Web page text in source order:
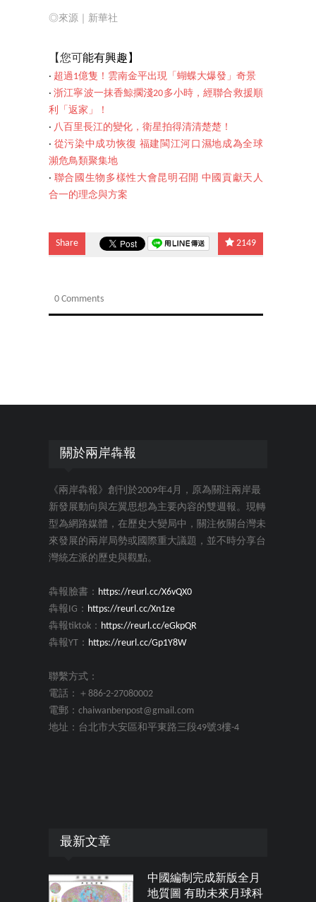
◎來源｜新華社
【您可 能有興趣】
‧ 超過1億隻！雲南金平出現「蝴蝶大爆發」奇景
‧浙江寧波一抹香鯨擱淺20多小時，經聯合救援順
利「返家」！
‧ 八百里長江的變化，衛星拍得清清楚楚！
‧ 從污染中成功恢復 福建閩江河口濕地成為全球
瀕危鳥類聚集地
‧ 聯合國生物多樣性大會昆明召開 中國貢獻天人
合一的理念與方案
Share 2149
0 Comments
關於兩岸犇報
《兩岸犇報》創刊於2009年4月，原為關注兩岸最
新發展動向與左翼思想為主要內容的雙週報。現轉
型為網路媒體，在歷史大變局中，關注攸關台灣未
來發展的兩岸局勢或國際重大議題，並不時分享台
灣統左派的歷史與觀點。
犇報臉書： https://reurl.cc/X6vQX0
犇報IG： https://reurl.cc/Xn1ze
犇報tiktok： https://reurl.cc/eGkpQR
犇報YT： https://reurl.cc/Gp1Y8W
聯繫方式：
電話：＋886-2-27080002
電郵：chaiwanbenpost@gmail.com
地址：台北市大安區和平東路三段49號3樓-4
最新文章
中國編制完成新版全月
地質圖 有助未來月球科